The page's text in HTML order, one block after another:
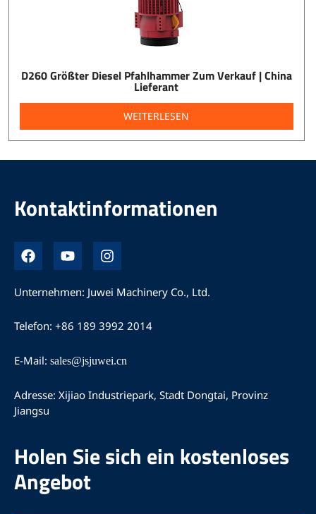
D260 Größter Diesel Pfahlhammer Zum Verkauf | China
Lieferant
WEITERLESEN
Kontaktinformationen
F
a
c
e
o
o
Y
o
u
t
b
e
I
n
s
t
g
r
m
Unternehmen: Juwei Machinery Co., Ltd.
Telefon: +86 189 3992 2014
E-Mail: sales@jsjuwei.cn
Adresse: Xijiao Industriepark, Stadt Dongtai, Provinz
Jiangsu
Holen Sie sich ein kostenloses
Angebot